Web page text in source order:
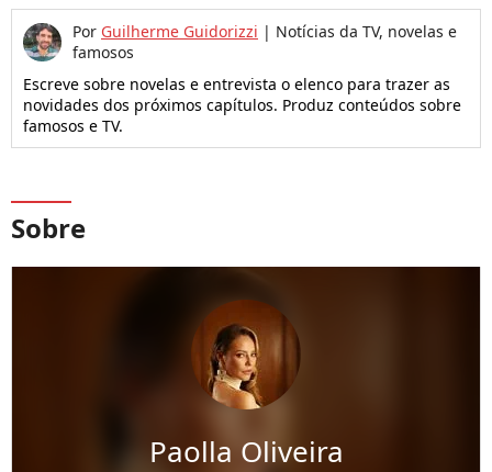
Por Guilherme Guidorizzi | Notícias da TV, novelas e
famosos
Escreve sobre novelas e entrevista o elenco para trazer as
novidades dos próximos capítulos. Produz conteúdos sobre
famosos e TV.
Sobre
Paolla Oliveira